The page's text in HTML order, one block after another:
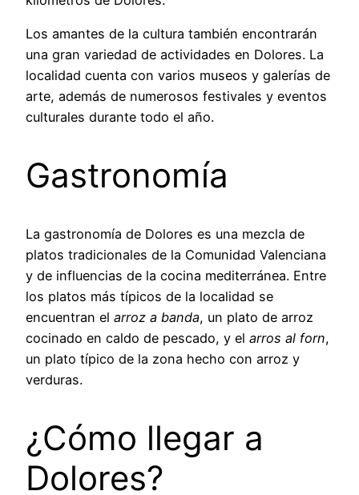
Los amantes de la cultura también encontrarán
una gran variedad de actividades en Dolores. La
localidad cuenta con varios museos y galerías de
arte, además de numerosos festivales y eventos
culturales durante todo el año.
Gastronomía
La gastronomía de Dolores es una mezcla de
platos tradicionales de la Comunidad Valenciana
y de influencias de la cocina mediterránea. Entre
los platos más típicos de la localidad se
encuentran el arroz a banda, un plato de arroz
cocinado en caldo de pescado, y el arros al forn,
un plato típico de la zona hecho con arroz y
verduras.
¿Cómo llegar a
Dolores?